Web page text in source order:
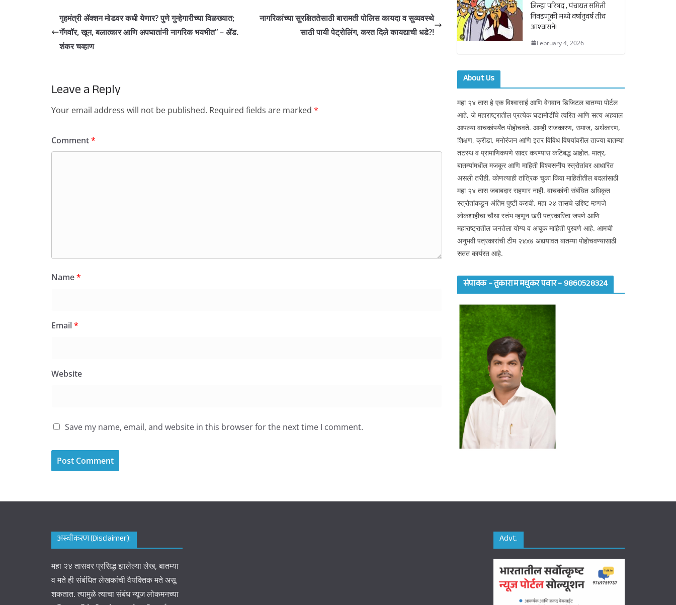
गृहमंत्री ॲक्शन मोडवर कधी येणार? पुणे गुन्हेगारीच्या विळख्यात;
गॅंगवॉर, खून, बलात्कार आणि अपघातांनी नागरिक भयभीत” – ॲड.
शंकर चव्हाण
नागरिकांच्या सुरक्षिततेसाठी बारामती पोलिस कायदा व सुव्यवस्थे
साठी पायी पेट्रोलिंग, करत दिले कायद्याची धडे?!
Leave a Reply
Your email address will not be published. Required fields are marked *
Comment*
Name*
Email*
Website
Save my name, email, and website in this browser for the next time I comment.
जिल्हा परिषद , पंचायत समिती
निवडणूकी मध्ये वर्षानुवर्ष तीच
आश्वासने!
February 4, 2026
About Us
महा २४ तास हे एक विश्वासार्ह आणि वेगवान डिजिटल बातम्या पोर्टल
आहे, जे महाराष्ट्रातील प्रत्येक घडामोडींचे त्वरित आणि सत्य अहवाल
आपल्या वाचकांपर्यंत पोहोचवते. आम्ही राजकारण, समाज, अर्थकारण,
शिक्षण, क्रीडा, मनोरंजन आणि इतर विविध विषयांवरील ताज्या बातम्या
तटस्थ व प्रामाणिकपणे सादर करण्यास कटिबद्ध आहोत. मात्र,
बातम्यांमधील मजकूर आणि माहिती विश्वसनीय स्त्रोतांवर आधारित
असली तरीही, कोणत्याही तांत्रिक चुका किंवा माहितीतील बदलांसाठी
महा २४ तास जबाबदार राहणार नाही. वाचकांनी संबंधित अधिकृत
स्त्रोतांकडून अंतिम पुष्टी करावी. महा २४ तासचे उद्दिष्ट म्हणजे
लोकशाहीचा चौथा स्तंभ म्हणून खरी पत्रकारिता जपणे आणि
महाराष्ट्रातील जनतेला योग्य व अचूक माहिती पुरवणे आहे. आमची
अनुभवी पत्रकारांची टीम २४x७ अद्ययावत बातम्या पोहोचवण्यासाठी
सतत कार्यरत आहे.
संपादक – तुकाराम मधुकर पवार – 9860528324
अस्वीकरण (Disclaimer):
महा २४ तासवर प्रसिद्ध झालेल्या लेख, बातम्या
व मते ही संबंधित लेखकांची वैयक्तिक मते असू
शकतात. त्यामुळे त्याचा संबंध न्यूज लोकमनच्या
Advt.